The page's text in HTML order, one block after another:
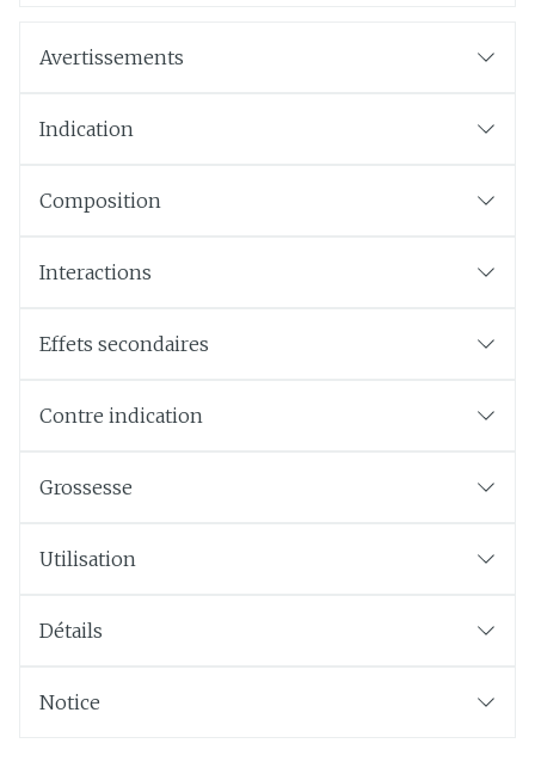
Avertissements
Indication
Composition
Interactions
Effets secondaires
Contre indication
Grossesse
Utilisation
Détails
Notice